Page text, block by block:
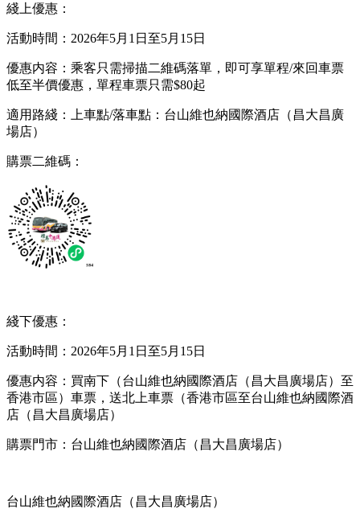
綫上優惠：
活動時間：2026年5月1日至5月15日
優惠内容：乘客只需掃描二維碼落單，即可享單程/來回車票
低至半價優惠，單程車票只需$80起
適用路綫：上車點/落車點：台山維也納國際酒店（昌大昌廣
場店）
購票二維碼：
綫下優惠：
活動時間：2026年5月1日至5月15日
優惠内容：買南下（台山維也納國際酒店（昌大昌廣場店）至
香港市區）車票，送北上車票（香港市區至台山維也納國際酒
店（昌大昌廣場店）
購票門市：台山維也納國際酒店（昌大昌廣場店）
台山維也納國際酒店（昌大昌廣場店）